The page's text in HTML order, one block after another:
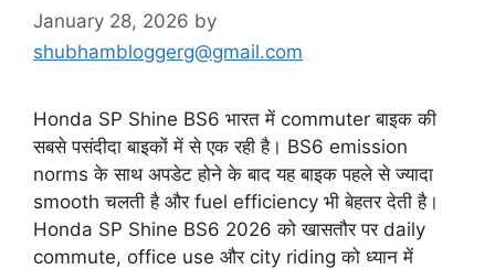
January 28, 2026 by
shubhambloggerg@gmail.com
Honda SP Shine BS6 भारत में commuter बाइक की
सबसे पसंदीदा बाइकों में से एक रही है। BS6 emission
norms के साथ अपडेट होने के बाद यह बाइक पहले से ज्यादा
smooth चलती है और fuel efficiency भी बेहतर देती है।
Honda SP Shine BS6 2026 को खासतौर पर daily
commute, office use और city riding को ध्यान में